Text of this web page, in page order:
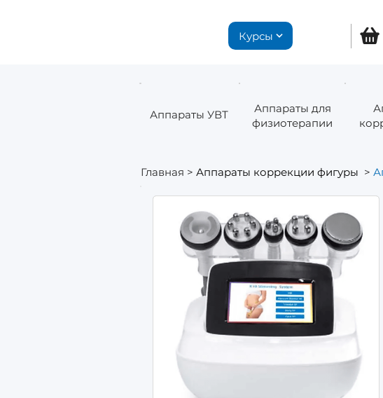
Курсы
Аппараты УВТ
Аппараты для
физиотерапии
Главная > Аппараты коррекции фигуры >